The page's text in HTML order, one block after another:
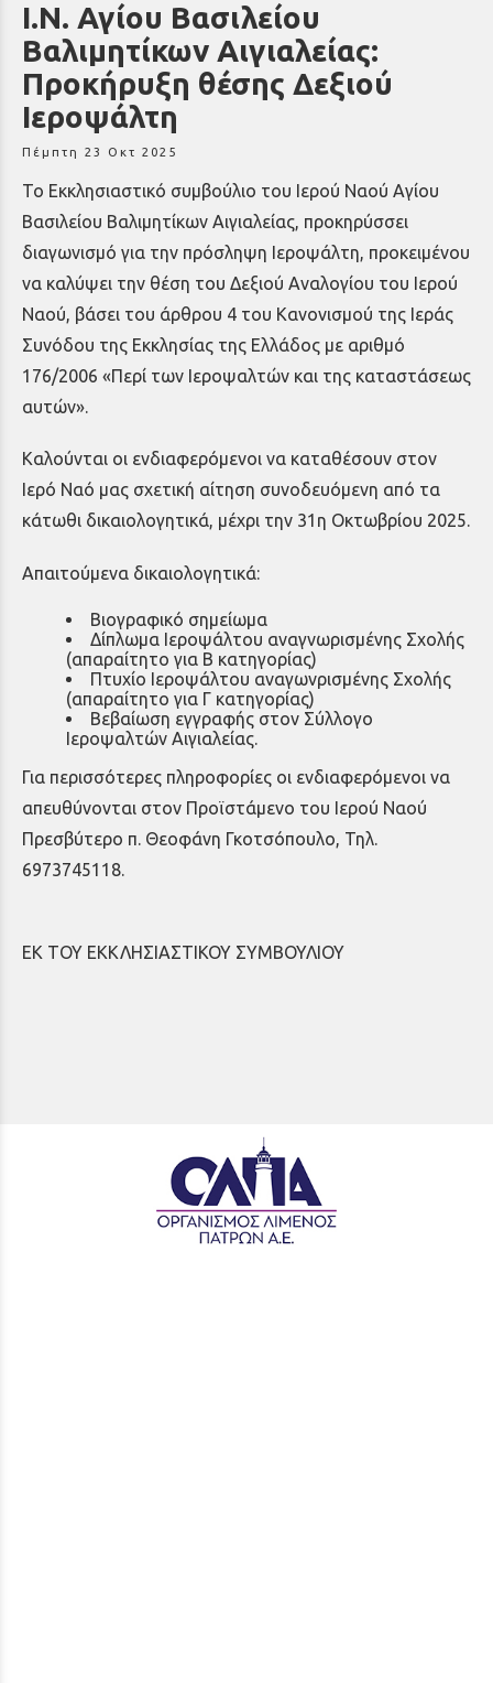
Ι.Ν. Αγίου Βασιλείου
Βαλιμητίκων Αιγιαλείας:
Προκήρυξη θέσης Δεξιού
Ιεροψάλτη
Πέμπτη 23 Οκτ 2025
Το Εκκλησιαστικό συμβούλιο του Ιερού Ναού Αγίου
Βασιλείου Βαλιμητίκων Αιγιαλείας, προκηρύσσει
διαγωνισμό για την πρόσληψη Ιεροψάλτη, προκειμένου
να καλύψει την θέση του Δεξιού Αναλογίου του Ιερού
Ναού, βάσει του άρθρου 4 του Κανονισμού της Ιεράς
Συνόδου της Εκκλησίας της Ελλάδος με αριθμό
176/2006 «Περί των Ιεροψαλτών και της καταστάσεως
αυτών».
Καλούνται οι ενδιαφερόμενοι να καταθέσουν στον
Ιερό Ναό μας σχετική αίτηση συνοδευόμενη από τα
κάτωθι δικαιολογητικά, μέχρι την 31η Οκτωβρίου 2025.
Απαιτούμενα δικαιολογητικά:
Βιογραφικό σημείωμα
Δίπλωμα Ιεροψάλτου αναγνωρισμένης Σχολής
(απαραίτητο για Β κατηγορίας)
Πτυχίο Ιεροψάλτου αναγωνρισμένης Σχολής
(απαραίτητο για Γ κατηγορίας)
Βεβαίωση εγγραφής στον Σύλλογο
Ιεροψαλτών Αιγιαλείας.
Για περισσότερες πληροφορίες οι ενδιαφερόμενοι να
απευθύνονται στον Προϊστάμενο του Ιερού Ναού
Πρεσβύτερο π. Θεοφάνη Γκοτσόπουλο, Τηλ.
6973745118.
ΕΚ ΤΟΥ ΕΚΚΛΗΣΙΑΣΤΙΚΟΥ ΣΥΜΒΟΥΛΙΟΥ